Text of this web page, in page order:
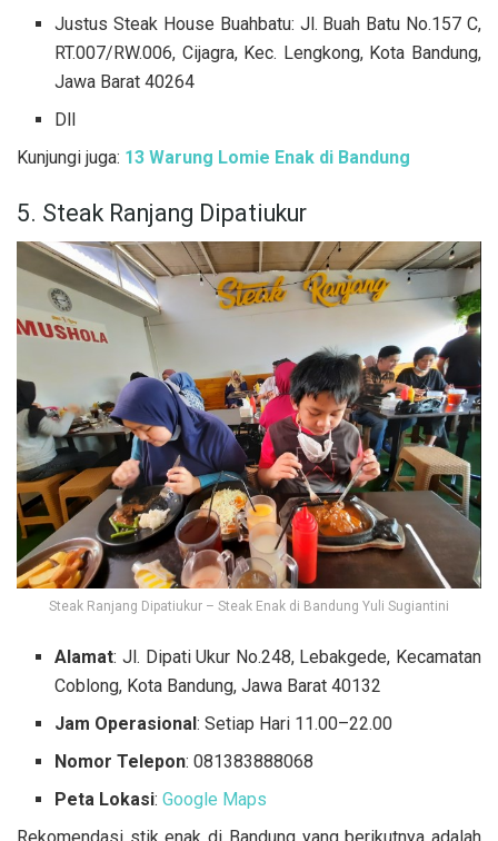
Justus Steak House Buahbatu: Jl. Buah Batu No.157 C,
RT.007/RW.006, Cijagra, Kec. Lengkong, Kota Bandung,
Jawa Barat 40264
Dll
Kunjungi juga: 13 Warung Lomie Enak di Bandung
5. Steak Ranjang Dipatiukur
Steak Ranjang Dipatiukur – Steak Enak di Bandung Yuli Sugiantini
Alamat: Jl. Dipati Ukur No.248, Lebakgede, Kecamatan
Coblong, Kota Bandung, Jawa Barat 40132
Jam Operasional: Setiap Hari 11.00–22.00
Nomor Telepon: 081383888068
Peta Lokasi:Google Maps